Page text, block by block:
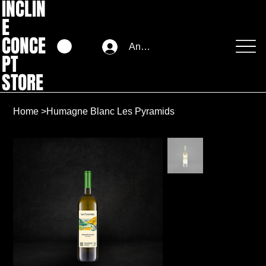
INCLIN
E
CONCE
PT
STORE
Anmelden
Home >Humagne Blanc Les Pyramids